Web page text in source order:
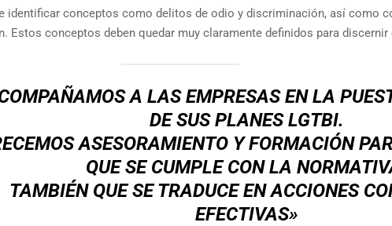
identificar conceptos como delitos de odio y discriminación, así como
Estos conceptos deben quedar muy claramente definidos para discernir
A LAS EMPRESAS EN LA
DE SUS PLANES LGTBI.
ASESORAMIENTO Y FORMACIÓN
QUE SE CUMPLE CON LA
TAMBIÉN QUE SE TRADUCE EN ACCIONES
EFECTIVAS»